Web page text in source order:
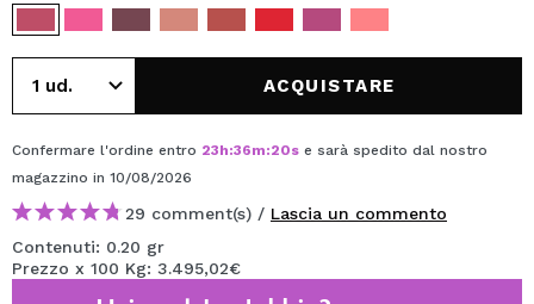
ACQUISTARE
Confermare l'ordine entro 23h:36m:20s e sarà spedito dal nostro
magazzino in 10/08/2026
29 comment(s) / Lascia un commento
Contenuti: 0.20 gr
Prezzo x 100 Kg: 3.495,02€